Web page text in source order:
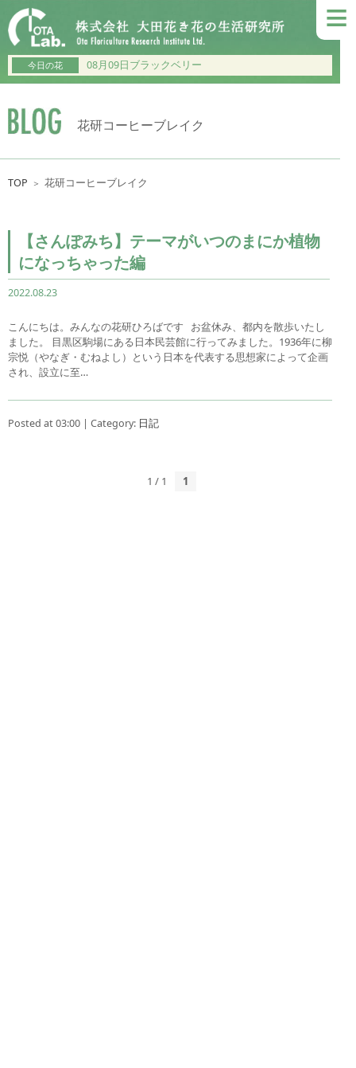
≡
今日の花 08月09日ブラックベリー
花研コーヒーブレイク
TOP ＞ 花研コーヒーブレイク
【さんぽみち】テーマがいつのまにか植物
になっちゃった編
2022.08.23
こんにちは。みんなの花研ひろばです お盆休み、都内を散歩いたし
ました。 目黒区駒場にある日本民芸館に行ってみました。1936年に柳
宗悦（やなぎ・むねよし）という日本を代表する思想家によって企画
され、設立に至…
Posted at 03:00 | Category: 日記
1 / 1 1